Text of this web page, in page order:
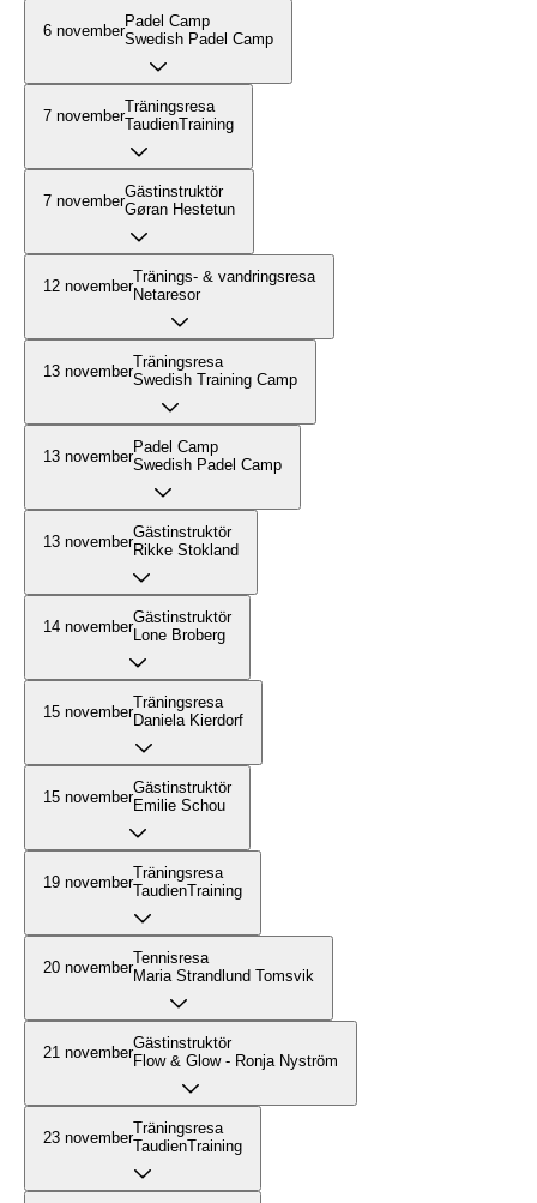
6 novemberPadel Camp
Swedish Padel Camp
7 novemberTräningsresa
TaudienTraining
7 novemberGästinstruktör
Gøran Hestetun
12 novemberTränings- & vandringsresa
Netaresor
13 novemberTräningsresa
Swedish Training Camp
13 novemberPadel Camp
Swedish Padel Camp
13 novemberGästinstruktör
Rikke Stokland
14 novemberGästinstruktör
Lone Broberg
15 novemberTräningsresa
Daniela Kierdorf
15 novemberGästinstruktör
Emilie Schou
19 novemberTräningsresa
TaudienTraining
20 novemberTennisresa
Maria Strandlund Tomsvik
21 novemberGästinstruktör
Flow & Glow - Ronja Nyström
23 novemberTräningsresa
TaudienTraining